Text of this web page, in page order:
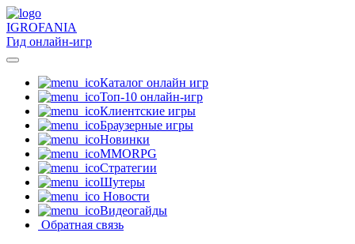
IGROFANIA
Гид онлайн-игр
Каталог онлайн игр
Топ-10 онлайн-игр
Клиентские игры
Браузерные игры
Новинки
MMORPG
Стратегии
Шутеры
Новости
Видеогайды
Обратная связь